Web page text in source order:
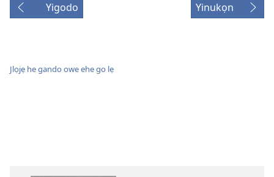
Yigodo Yinukọn
Jlọjẹ he gando owe ehe go lẹ